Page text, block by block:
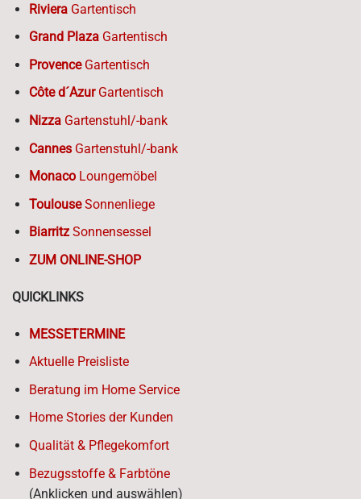
RivieraGartentisch
Grand PlazaGartentisch
ProvenceGartentisch
Côte d´AzurGartentisch
NizzaGartenstuhl/-bank
CannesGartenstuhl/-bank
MonacoLoungemöbel
ToulouseSonnenliege
BiarritzSonnensessel
ZUM ONLINE-SHOP
QUICKLINKS
MESSETERMINE
Aktuelle Preisliste
Beratung im Home Service
Home Stories der Kunden
Qualität & Pflegekomfort
Bezugsstoffe & Farbtöne
(Anklicken und auswählen)